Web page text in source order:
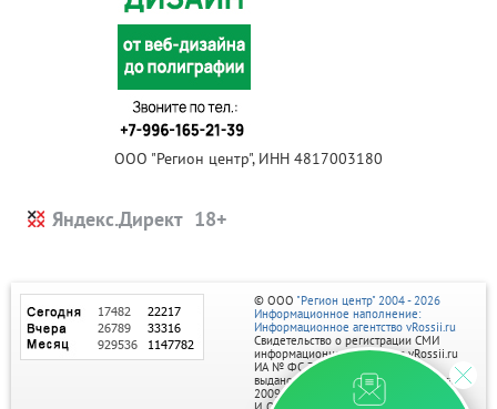
ООО "Регион центр", ИНН 4817003180
Яндекс.Директ
© ООО "Регион центр" 2004 - 2026
Информационное наполнение:
Информационное агентство vRossii.ru
Свидетельство о регистрации СМИ
информационного агентства vRossii.ru
ИА № ФС 77‑35502
выдано РОСКОМНАДЗОРом 04 марта
2009г.